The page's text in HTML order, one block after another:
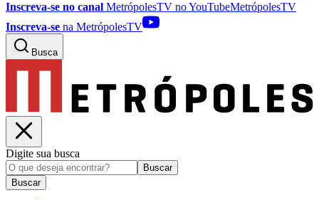
Inscreva-se no canal MetrópolesTV noYouTubeMetrópolesTV
Inscreva-se na MetrópolesTV
Busca
Digite sua busca
Buscar
Buscar